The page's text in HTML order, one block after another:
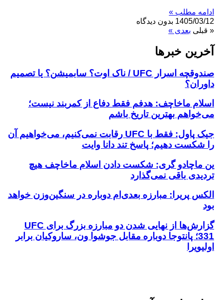
ادامه مطلب »
1405/03/12 بدون دیدگاه
« قبلی بعدی »
آخرین خبر‌‌ها
صندوقچه اسرار UFC / ناک اوت؟ سابمیشن؟ یا تصمیم
داوران؟
اسلام ماخاچف: هدفم فقط دفاع از کمربند نیست؛
می‌خواهم بهترین تاریخ باشم
جیک پاول: فقط با UFC رقابت نمی‌کنیم، می‌خواهیم آن
را شکست دهیم؛ پاسخ تند دانا وایت
ین ماچادو گری: شکست دادن اسلام ماخاچف هیچ
تردیدی باقی نمی‌گذارد
الکس پریرا: مبارزه بعدی‌ام دوباره در سنگین‌وزن خواهد
بود
گزارش‌ها از نهایی شدن دو مبارزه بزرگ برای UFC
331؛ پانتوجا دوباره مقابل جوشوا ون، ساروکیان برابر
اولیویرا